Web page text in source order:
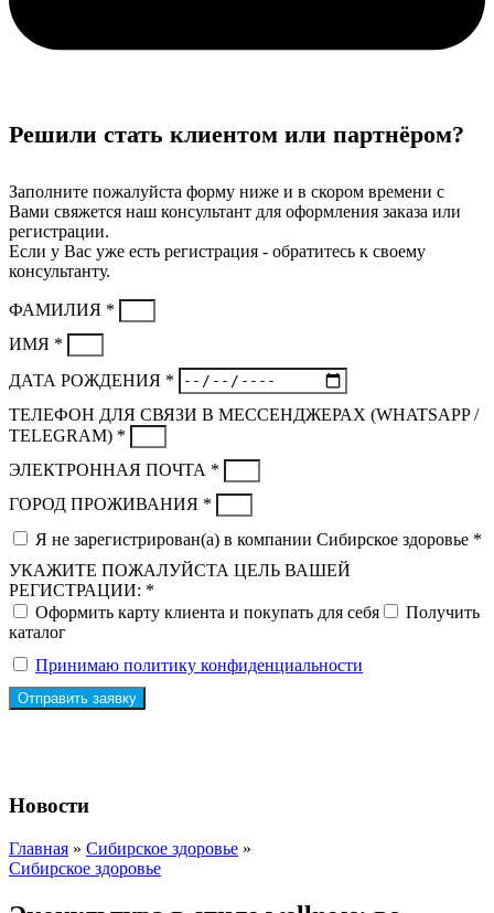
Решили стать клиентом или партнёром?
Заполните пожалуйста форму ниже и в скором времени с
Вами свяжется наш консультант для оформления заказа или
регистрации.
Если у Вас уже есть регистрация - обратитесь к своему
консультанту.
ФАМИЛИЯ *
ИМЯ *
ДАТА РОЖДЕНИЯ *
ТЕЛЕФОН ДЛЯ СВЯЗИ В МЕССЕНДЖЕРАХ (WHATSAPP /
TELEGRAM) *
ЭЛЕКТРОННАЯ ПОЧТА *
ГОРОД ПРОЖИВАНИЯ *
Я не зарегистрирован(а) в компании Сибирское здоровье *
УКАЖИТЕ ПОЖАЛУЙСТА ЦЕЛЬ ВАШЕЙ
РЕГИСТРАЦИИ: *
Оформить карту клиента и покупать для себя
Получить
каталог
Принимаю политику конфиденциальности
Отправить заявку
Новости
Главная » Сибирское здоровье »
Сибирское здоровье